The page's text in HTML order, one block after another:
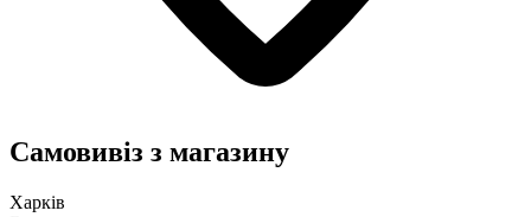
Самовивіз з магазину
Харків